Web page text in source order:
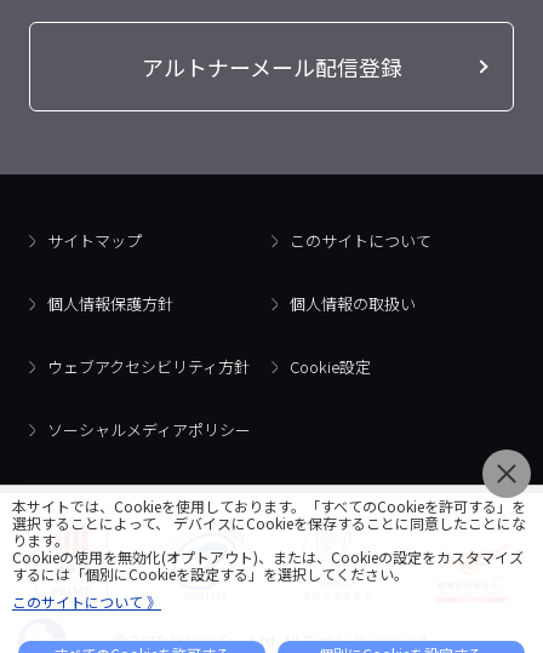
アルトナーメール配信登録
サイトマップ このサイトについて
個人情報保護方針 個人情報の取扱い
ウェブアクセシビリティ方針 Cookie設定
ソーシャルメディアポリシー
© 2018 Artner Co., Ltd. All Rights Reserved.
本サイトでは、Cookieを使用しております。「すべてのCookieを許可する」を
選択することによって、 デバイスにCookieを保存することに同意したことにな
ります。
Cookieの使用を無効化(オプトアウト)、または、Cookieの設定をカスタマイズ
するには「個別にCookieを設定する」を選択してください。
このサイトについて 》